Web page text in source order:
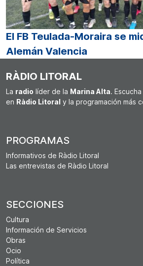
El FB Teulada-Moraira se
Alemán Valencia
RÀDIO LITORAL
La radio líder de la Marina Alta.
en Ràdio Litoral y la programación más
PROGRAMAS
Informativos de Ràdio Litoral
Las entrevistas de Ràdio Litoral
SECCIONES
Cultura
Información de Servicios
Obras
Ocio
Política